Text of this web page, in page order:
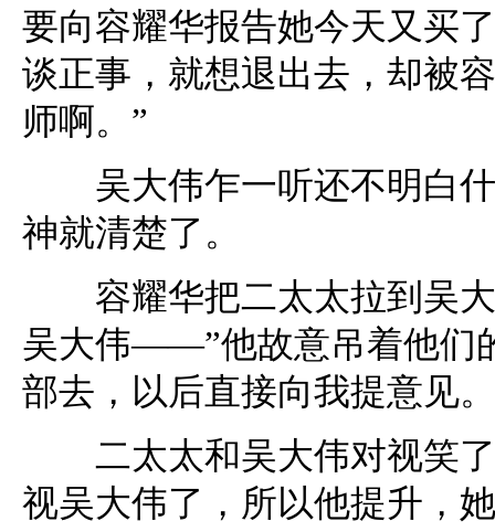
要向容耀华报告她今天又买
谈正事，就想退出去，却被
师啊。”
吴大伟乍一听还不明白什
神就清楚了。
容耀华把二太太拉到吴大
吴大伟——”他故意吊着他们
部去，以后直接向我提意见
二太太和吴大伟对视笑了
视吴大伟了，所以他提升，